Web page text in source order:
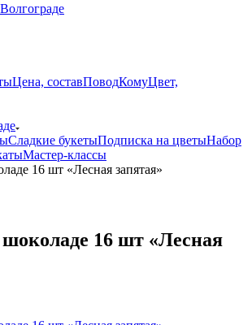
Цена, составПоводКомуЦвет,
Сладкие букетыПодписка на цветыНабор
Мастер-классы
16 шт «Лесная запятая»
16 шт «Лесная